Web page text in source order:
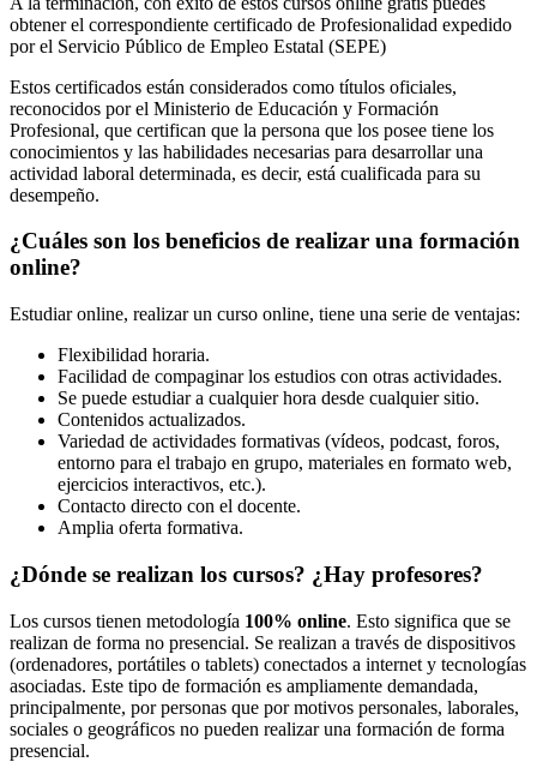
obtener el correspondiente certificado de Profesionalidad expedido
por el Servicio Público de Empleo Estatal (SEPE)
Estos certificados están considerados como títulos oficiales,
reconocidos por el Ministerio de Educación y Formación
Profesional, que certifican que la persona que los posee tiene los
conocimientos y las habilidades necesarias para desarrollar una
actividad laboral determinada, es decir, está cualificada para su
desempeño.
¿Cuáles son los beneficios de realizar una formación
online?
Estudiar online, realizar un curso online, tiene una serie de ventajas:
Flexibilidad horaria.
Facilidad de compaginar los estudios con otras actividades.
Se puede estudiar a cualquier hora desde cualquier sitio.
Contenidos actualizados.
Variedad de actividades formativas (vídeos, podcast, foros,
entorno para el trabajo en grupo, materiales en formato web,
ejercicios interactivos, etc.).
Contacto directo con el docente.
Amplia oferta formativa.
¿Dónde se realizan los cursos? ¿Hay profesores?
Los cursos tienen metodología 100% online. Esto significa que se
realizan de forma no presencial. Se realizan a través de dispositivos
(ordenadores, portátiles o tablets) conectados a internet y tecnologías
asociadas. Este tipo de formación es ampliamente demandada,
principalmente, por personas que por motivos personales, laborales,
sociales o geográficos no pueden realizar una formación de forma
presencial.